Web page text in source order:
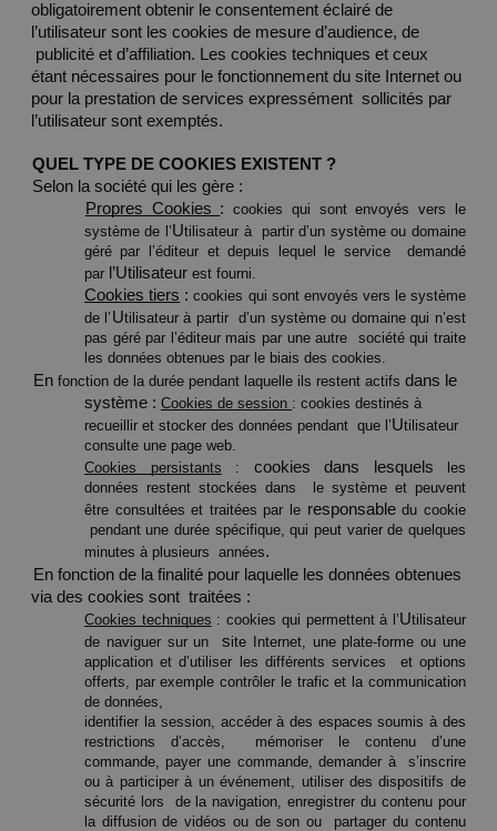
obligatoirement obtenir le consentement éclairé de
l’utilisateur sont les cookies de mesure d’audience, de
publicité et d’affiliation. Les cookies techniques et ceux
étant nécessaires pour le fonctionnement du site Internet ou
pour la prestation de services expressément  sollicités par
l’utilisateur sont exemptés.
QUEL TYPE DE COOKIES EXISTENT ?
Selon la société qui les gère :
Propres Cookies : cookies qui sont envoyés vers le
système de l’Utilisateur à  partir d’un système ou domaine
géré par l’éditeur et depuis lequel le service  demandé
par l’Utilisateur est fourni.
Cookies tiers : cookies qui sont envoyés vers le système
de l’ Utilisateur à partir  d’un système ou domaine qui n’est
pas géré par l’éditeur mais par une autre  société qui traite
les données obtenues par le biais des cookies.
En fonction de la durée pendant laquelle ils restent actifs dans le
système : Cookies de session : cookies destinés à
recueillir et stocker des données pendant  que l’Utilisateur
consulte une page web.
Cookies persistants : cookies dans lesquels
les
données restent stockées dans  le système et peuvent
être consultées et traitées par le responsable du cookie
pendant une durée spécifique, qui peut varier de quelques
minutes à plusieurs  années.
En fonction de la finalité pour laquelle les données obtenues
via des cookies sont  traitées :
Cookies techniques : cookies qui permettent à l’Utilisateur
de naviguer sur un site Internet, une plate-forme ou une
application et d’utiliser les différents services  et options
offerts, par exemple contrôler le trafic et la communication
de données,
identifier la session, accéder à des espaces soumis à des
restrictions d’accès,  mémoriser le contenu d’une
commande, payer une commande, demander à  s’inscrire
ou à participer à un événement, utiliser des dispositifs de
sécurité lors  de la navigation, enregistrer du contenu pour
la diffusion de vidéos ou de son ou  partager du contenu